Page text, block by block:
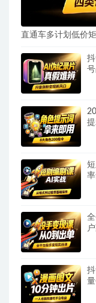
直通车多计划低价